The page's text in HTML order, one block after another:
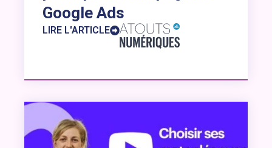
Google Ads
LIRE L'ARTICLE
Lien vers l’article : Choisir ses mots clés avec le